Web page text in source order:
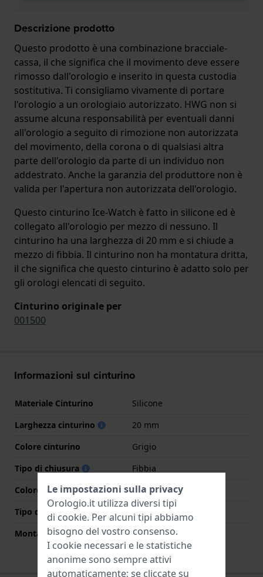
Descrizione prodotto
Questo prodotto è una combinazione bracciale-
cassa, il che significa che il movimento deve essere
rimosso dall'orologio e inserito in questa custodia
sostitutiva. Ti consigliamo vivamente di portare
l'orologio a un orologiaio autorizzato. HWG non si
assume alcuna responsabilità per eventuali danni
all'orologio a seguito di rimozione non autorizzata
del movimento, della corona o di qualsiasi altra
parte dell'orologio da parte di un individuo non
addestrato. Anche la garanzia del produttore non è
valida per l'apertura non autorizzata dell'orologio.
Questo cinturino Ice-Watch è fatto in silicone ed è
collegato all'orologio per mezzo di nessuno. Il
cinturino ha una larghezza di 20 mm e si chiude a
mezzo di fibbia. Il cinturino non ha montatura dritta,
il che significa che questo cinturino è adatto solo per
gli orologi elencati di seguito.
Cinturino originale per
001500
Informazioni sul cinturino
Materiale Cinturino
Silicone
Larghezza cinturino
20 mm
Colore cinturino
Grigio
Tipo di chiusura
Fibbia
Colore Chiusura
Argento
Tipo di montatura
Nessuno
Montatura dritta
No
Le impostazioni sulla privacy
Orologio.it utilizza diversi tipi
di cookie. Per alcuni tipi abbiamo
bisogno del vostro consenso.
I cookie necessari e le statistiche
anonime sono sempre attivi
automaticamente; se cliccate su